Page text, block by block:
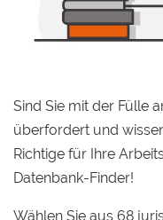
Sind Sie mit der Fülle
überfordert und
Richtige für Ihre
Datenbank-Finder!
Wählen Sie aus 68